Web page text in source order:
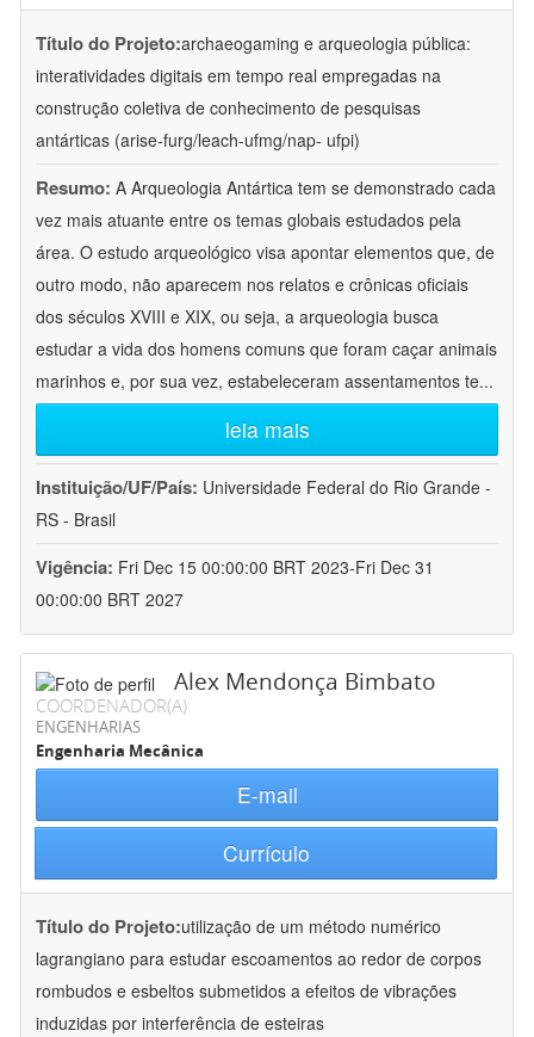
Título do Projeto:archaeogaming e arqueologia pública:
interatividades digitais em tempo real empregadas na
construção coletiva de conhecimento de pesquisas
antárticas (arise-furg/leach-ufmg/nap- ufpi)
Resumo: A Arqueologia Antártica tem se demonstrado cada
vez mais atuante entre os temas globais estudados pela
área. O estudo arqueológico visa apontar elementos que, de
outro modo, não aparecem nos relatos e crônicas oficiais
dos séculos XVIII e XIX, ou seja, a arqueologia busca
estudar a vida dos homens comuns que foram caçar animais
marinhos e, por sua vez, estabeleceram assentamentos te...
leia mais
Instituição/UF/País: Universidade Federal do Rio Grande -
RS - Brasil
Vigência: Fri Dec 15 00:00:00 BRT 2023-Fri Dec 31
00:00:00 BRT 2027
Alex Mendonça Bimbato
COORDENADOR(A)
ENGENHARIAS
Engenharia Mecânica
E-mail
Currículo
Título do Projeto:utilização de um método numérico
lagrangiano para estudar escoamentos ao redor de corpos
rombudos e esbeltos submetidos a efeitos de vibrações
induzidas por interferência de esteiras